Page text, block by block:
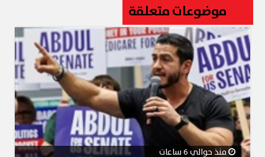
موضوعات متعلقة
منذ حوالي 6 ساعات